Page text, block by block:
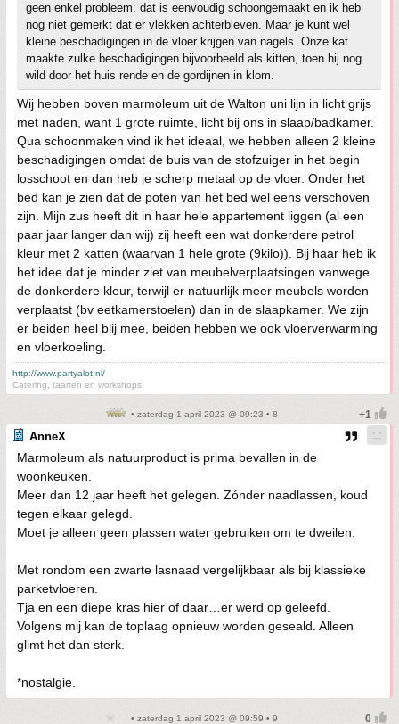
geen enkel probleem: dat is eenvoudig schoongemaakt en ik heb
nog niet gemerkt dat er vlekken achterbleven. Maar je kunt wel
kleine beschadigingen in de vloer krijgen van nagels. Onze kat
maakte zulke beschadigingen bijvoorbeeld als kitten, toen hij nog
wild door het huis rende en de gordijnen in klom.
Wij hebben boven marmoleum uit de Walton uni lijn in licht grijs
met naden, want 1 grote ruimte, licht bij ons in slaap/badkamer.
Qua schoonmaken vind ik het ideaal, we hebben alleen 2 kleine
beschadigingen omdat de buis van de stofzuiger in het begin
losschoot en dan heb je scherp metaal op de vloer. Onder het
bed kan je zien dat de poten van het bed wel eens verschoven
zijn. Mijn zus heeft dit in haar hele appartement liggen (al een
paar jaar langer dan wij) zij heeft een wat donkerdere petrol
kleur met 2 katten (waarvan 1 hele grote (9kilo)). Bij haar heb ik
het idee dat je minder ziet van meubelverplaatsingen vanwege
de donkerdere kleur, terwijl er natuurlijk meer meubels worden
verplaatst (bv eetkamerstoelen) dan in de slaapkamer. We zijn
er beiden heel blij mee, beiden hebben we ook vloerverwarming
en vloerkoeling.
http://www.partyalot.nl/
Catering, taarten en workshops
• zaterdag 1 april 2023 @ 09:23 • 8
AnneX
Marmoleum als natuurproduct is prima bevallen in de
woonkeuken.
Meer dan 12 jaar heeft het gelegen. Zónder naadlassen, koud
tegen elkaar gelegd.
Moet je alleen geen plassen water gebruiken om te dweilen.
Met rondom een zwarte lasnaad vergelijkbaar als bij klassieke
parketvloeren.
Tja en een diepe kras hier of daar…er werd op geleefd.
Volgens mij kan de toplaag opnieuw worden geseald. Alleen
glimt het dan sterk.
*nostalgie.
• zaterdag 1 april 2023 @ 09:59 • 9